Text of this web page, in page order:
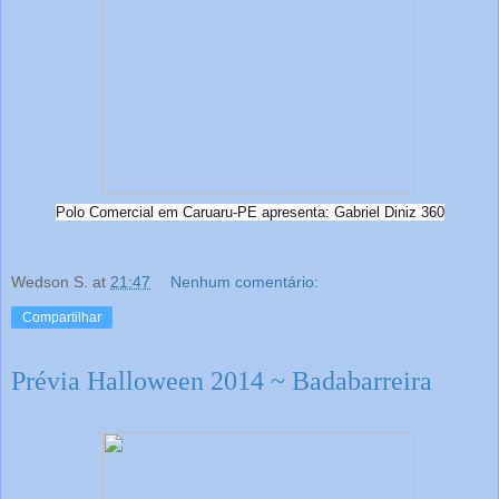
Polo Comercial em Caruaru-PE apresenta: Gabriel Diniz 360
Wedson S. at 21:47 Nenhum comentário:
Compartilhar
Prévia Halloween 2014 ~ Badabarreira